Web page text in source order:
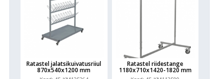
Ratastel jalatsikuivatusriiul
870x540x1200 mm
Ratastel riidestange
1180x710x1420-1820 mm